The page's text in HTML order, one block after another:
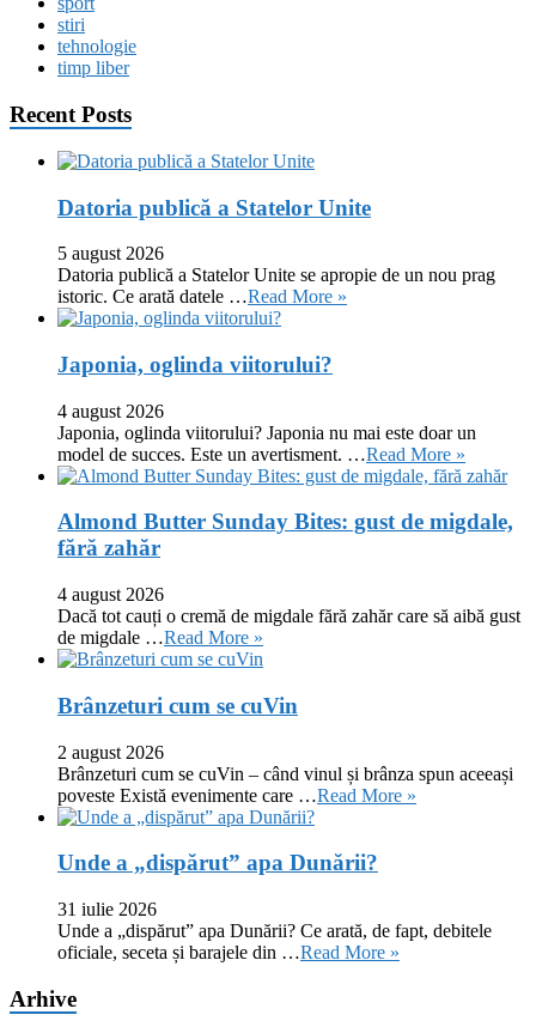
stiri
tehnologie
timp liber
Recent Posts
Datoria publică a Statelor Unite
5 august 2026
Datoria publică a Statelor Unite se apropie de un nou prag
istoric. Ce arată datele …Read More »
Japonia, oglinda viitorului?
4 august 2026
Japonia, oglinda viitorului? Japonia nu mai este doar un
model de succes. Este un avertisment. …Read More »
Almond Butter Sunday Bites: gust de migdale,
fără zahăr
4 august 2026
Dacă tot cauți o cremă de migdale fără zahăr care să aibă gust
de migdale …Read More »
Brânzeturi cum se cuVin
2 august 2026
Brânzeturi cum se cuVin – când vinul și brânza spun aceeași
poveste Există evenimente care …Read More »
Unde a „dispărut” apa Dunării?
31 iulie 2026
Unde a „dispărut” apa Dunării? Ce arată, de fapt, debitele
oficiale, seceta și barajele din …Read More »
Arhive